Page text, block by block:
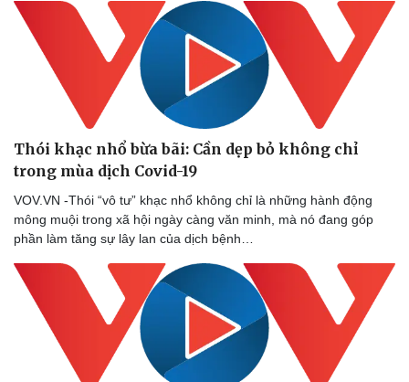
Du lịch
Tư vấn
Săn Tour
check-in
Podcast
Đọc truyện đêm khuya
Cửa sổ tình yêu
Kể chuyện cho bé
Thói khạc nhổ bừa bãi: Cần dẹp bỏ không chỉ
trong mùa dịch Covid-19
VOV.VN -Thói “vô tư” khạc nhổ không chỉ là những hành động
mông muội trong xã hội ngày càng văn minh, mà nó đang góp
phần làm tăng sự lây lan của dịch bệnh…